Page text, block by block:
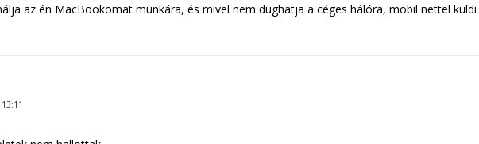
az én MacBookomat munkára, és mivel nem dughatja a céges hálóra, mobil nettel